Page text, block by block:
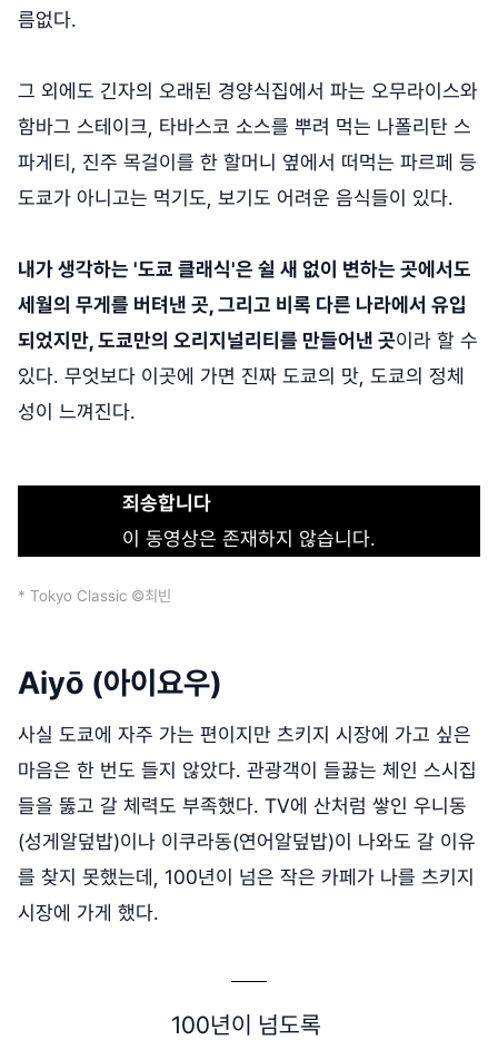
름없다.
그 외에도 긴자의 오래된 경양식집에서 파는 오무라이스와
함바그 스테이크, 타바스코 소스를 뿌려 먹는 나폴리탄 스
파게티, 진주 목걸이를 한 할머니 옆에서 떠먹는 파르페 등
도쿄가 아니고는 먹기도, 보기도 어려운 음식들이 있다.
내가 생각하는 '도쿄 클래식'은 쉴 새 없이 변하는 곳에서도
세월의 무게를 버텨낸 곳, 그리고 비록 다른 나라에서 유입
되었지만, 도쿄만의 오리지널리티를 만들어낸 곳이라 할 수
있다. 무엇보다 이곳에 가면 진짜 도쿄의 맛, 도쿄의 정체
성이 느껴진다.
죄송합니다
이 동영상은 존재하지 않습니다.
* Tokyo Classic ©최빈
Aiyō (아이요우)
사실 도쿄에 자주 가는 편이지만 츠키지 시장에 가고 싶은
마음은 한 번도 들지 않았다. 관광객이 들끓는 체인 스시집
들을 뚫고 갈 체력도 부족했다. TV에 산처럼 쌓인 우니동
(성게알덮밥)이나 이쿠라동(연어알덮밥)이 나와도 갈 이유
를 찾지 못했는데, 100년이 넘은 작은 카페가 나를 츠키지
시장에 가게 했다.
100년이 넘도록